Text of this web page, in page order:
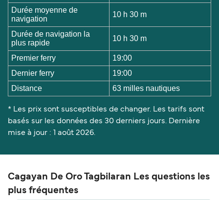
Durée moyenne de
navigation
10 h 30 m
Durée de navigation la
plus rapide
10 h 30 m
Premier ferry
19:00
Dernier ferry
19:00
Distance
63 milles nautiques
* Les prix sont susceptibles de changer. Les tarifs sont
basés sur les données des 30 derniers jours. Dernière
mise à jour : 1 août 2026.
Cagayan De Oro Tagbilaran Les questions les
plus fréquentes